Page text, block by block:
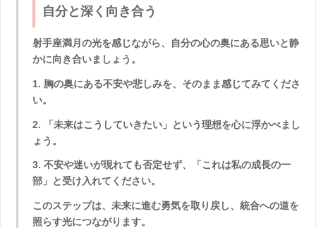
自分と深く向き合う
射手座満月の光を感じながら、自分の心の奥にある思いと静
かに向き合いましょう。
1. 胸の奥にある不安や悲しみを、そのまま感じてみてくださ
い。
2. 「未来はこうしていきたい」という理想を心に浮かべまし
ょう。
3. 不安や迷いが現れても否定せず、「これは私の成長の一
部」と受け入れてください。
このステップは、未来に進む勇気を取り戻し、統合への道を
照らす光につながります。